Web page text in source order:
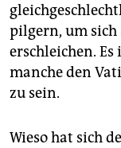
pilgern, um sich
erschleichen. Es
manche den
zu sein.
Wieso hat sich